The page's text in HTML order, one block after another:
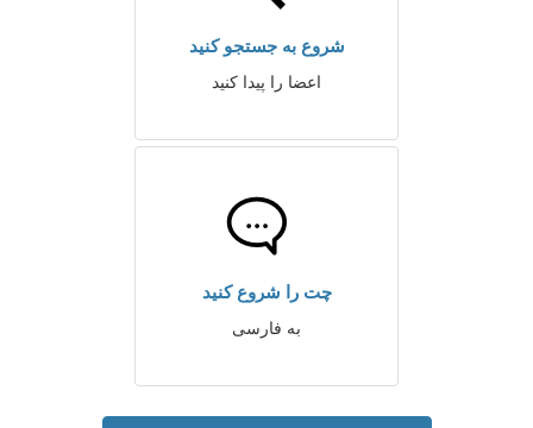
شروع به جستجو کنید
اعضا را پیدا کنید
چت را شروع کنید
به فارسی